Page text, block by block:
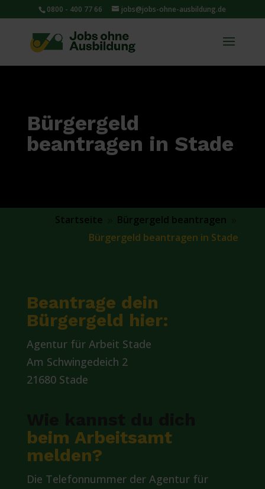
0800 - 400 77 66 jobs@jobs-ohne-ausbildung.de
Bürgergeld
beantragen in Stade
Startseite Bürgergeld beantragen
Bürgergeld beantragen in Stade
Beantrage dein
Bürgergeld hier:
Agentur für Arbeit Stade
Am Schwingedeich 2
21680 Stade
beim Arbeitsamt
melden?
Die Telefonnummer der Agentur für